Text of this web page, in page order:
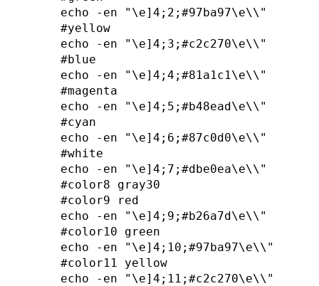
echo -en "\e]4;2;#97ba97\e\\"
#yellow
echo -en "\e]4;3;#c2c270\e\\"
#blue
echo -en "\e]4;4;#81a1c1\e\\"
#magenta
echo -en "\e]4;5;#b48ead\e\\"
#cyan
echo -en "\e]4;6;#87c0d0\e\\"
#white
echo -en "\e]4;7;#dbe0ea\e\\"
#color8 gray30
#color9 red
echo -en "\e]4;9;#b26a7d\e\\"
#color10 green
echo -en "\e]4;10;#97ba97\e\\"
#color11 yellow
echo -en "\e]4;11;#c2c270\e\\"